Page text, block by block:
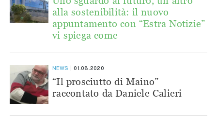
alla sostenibilità: il nuovo
appuntamento con “Estra Notizie”
vi spiega come
NEWS 01.08.2020
“Il prosciutto di Maino”
raccontato da Daniele Calieri